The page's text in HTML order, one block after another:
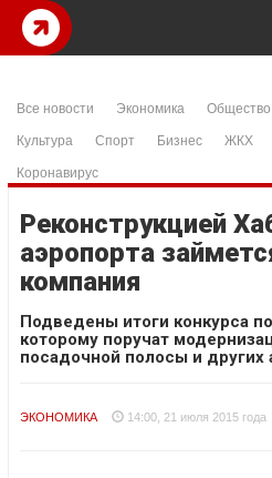
Все новости Экономика Общество
Культура
Спорт Бизнес ЖКХ
Коронавирус
Реконструкцией
аэропорта
компания
Подведены итоги конкурса
которому поручат
посадочной полосы и
ЭКОНОМИКА 14:00, 21 июля 2015 года